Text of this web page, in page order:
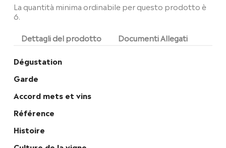
La quantità minima ordinabile per questo prodotto è
6.
Dettagli del prodotto
Documenti Allegati
Dégustation
Garde
Accord mets et vins
Référence
Histoire